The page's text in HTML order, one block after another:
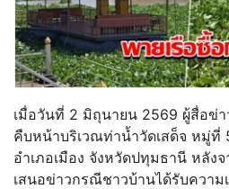
เมื่อวันที่ 2 มิถุนายน 2569 ผู้สื่อข่
คืบหน้าบริเวณท่าน้ำวัดเสด็จ หมู่ที่
อำเภอเมือง จังหวัดปทุมธานี หลัง
เสนอข่าวกรณีชาวบ้านได้รับควา